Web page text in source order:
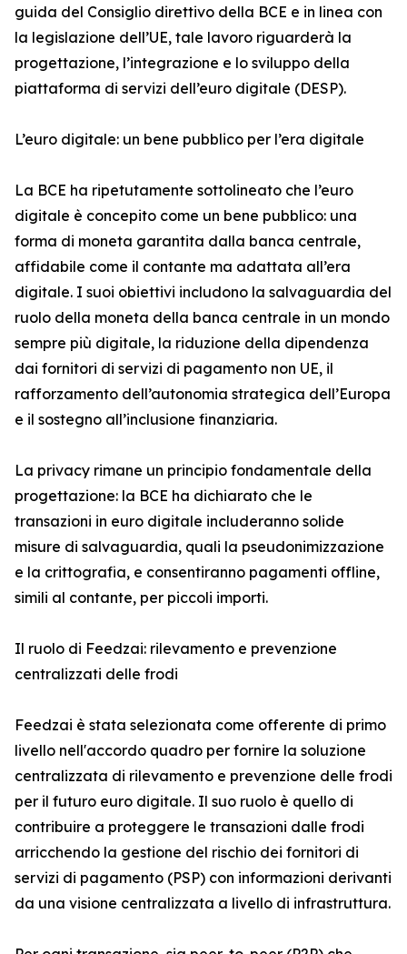
guida del Consiglio direttivo della BCE e in linea con
la legislazione dell’UE, tale lavoro riguarderà la
progettazione, l’integrazione e lo sviluppo della
piattaforma di servizi dell’euro digitale (DESP).
L’euro digitale: un bene pubblico per l’era digitale
La BCE ha ripetutamente sottolineato che l’euro
digitale è concepito come un bene pubblico: una
forma di moneta garantita dalla banca centrale,
affidabile come il contante ma adattata all’era
digitale. I suoi obiettivi includono la salvaguardia del
ruolo della moneta della banca centrale in un mondo
sempre più digitale, la riduzione della dipendenza
dai fornitori di servizi di pagamento non UE, il
rafforzamento dell’autonomia strategica dell’Europa
e il sostegno all’inclusione finanziaria.
La privacy rimane un principio fondamentale della
progettazione: la BCE ha dichiarato che le
transazioni in euro digitale includeranno solide
misure di salvaguardia, quali la pseudonimizzazione
e la crittografia, e consentiranno pagamenti offline,
simili al contante, per piccoli importi.
Il ruolo di Feedzai: rilevamento e prevenzione
centralizzati delle frodi
Feedzai è stata selezionata come offerente di primo
livello nell'accordo quadro per fornire la soluzione
centralizzata di rilevamento e prevenzione delle frodi
per il futuro euro digitale. Il suo ruolo è quello di
contribuire a proteggere le transazioni dalle frodi
arricchendo la gestione del rischio dei fornitori di
servizi di pagamento (PSP) con informazioni derivanti
da una visione centralizzata a livello di infrastruttura.